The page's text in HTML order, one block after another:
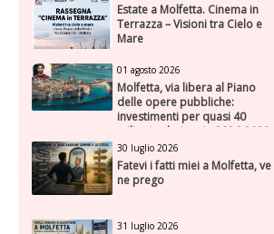
Estate a Molfetta. Cinema in
Terrazza – Visioni tra Cielo e
Mare
01 agosto 2026
Molfetta, via libera al Piano
delle opere pubbliche:
investimenti per quasi 40
milioni nel triennio 2026-2028
30 luglio 2026
Fatevi i fatti miei a Molfetta, ve
ne prego
31 luglio 2026